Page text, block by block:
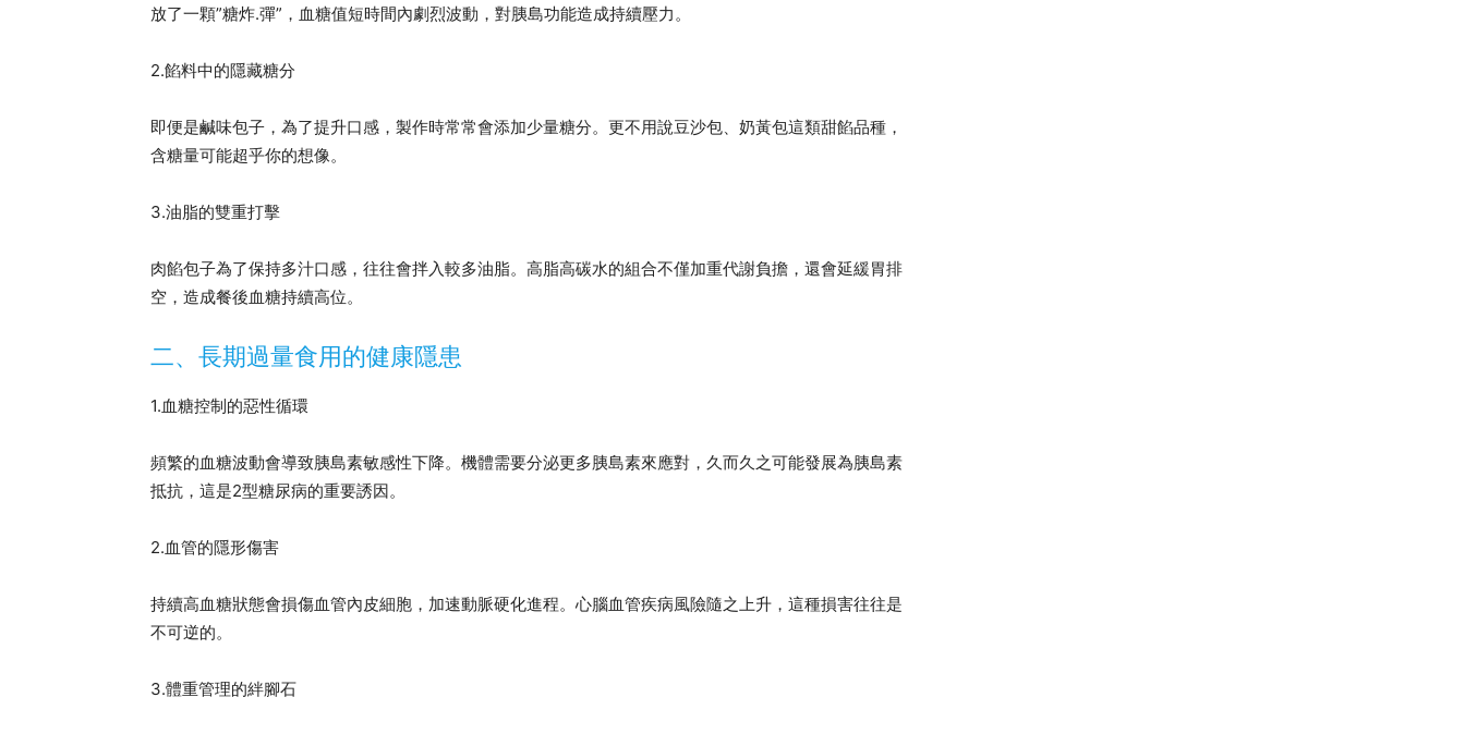
放了一顆”糖炸.彈”，血糖值短時間內劇烈波動，對胰島功能造成持續壓力。
2.餡料中的隱藏糖分
即便是鹹味包子，為了提升口感，製作時常常會添加少量糖分。更不用說豆沙包、奶黃包這類甜餡品種，
含糖量可能超乎你的想像。
3.油脂的雙重打擊
肉餡包子為了保持多汁口感，往往會拌入較多油脂。高脂高碳水的組合不僅加重代謝負擔，還會延緩胃排
空，造成餐後血糖持續高位。
二、長期過量食用的健康隱患
1.血糖控制的惡性循環
頻繁的血糖波動會導致胰島素敏感性下降。機體需要分泌更多胰島素來應對，久而久之可能發展為胰島素
抵抗，這是2型糖尿病的重要誘因。
2.血管的隱形傷害
持續高血糖狀態會損傷血管內皮細胞，加速動脈硬化進程。心腦血管疾病風險隨之上升，這種損害往往是
不可逆的。
3.體重管理的絆腳石